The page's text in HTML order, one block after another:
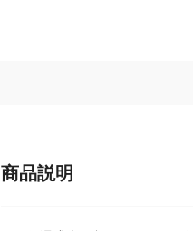
商品説明